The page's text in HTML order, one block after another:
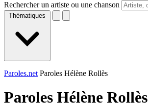
Rechercher un artiste ou une chanson
Thématiques
Paroles.net Paroles Hélène Rollès
Paroles Hélène Rollès